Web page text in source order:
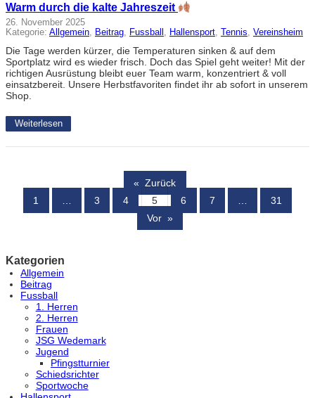
Warm durch die kalte Jahreszeit
26. November 2025
Kategorie: Allgemein, Beitrag, Fussball , Hallensport, Tennis, Vereinsheim
Die Tage werden kürzer, die Temperaturen sinken & auf dem
Sportplatz wird es wieder frisch. Doch das Spiel geht weiter! Mit der
richtigen Ausrüstung bleibt euer Team warm, konzentriert & voll
einsatzbereit. Unsere Herbstfavoriten findet ihr ab sofort in unserem
Shop.
Weiterlesen
« Zurück
1
… 3 4 5 6 7 …
31
Vor »
Kategorien
Allgemein
Beitrag
Fussball
1. Herren
2. Herren
Frauen
JSG Wedemark
Jugend
Pfingstturnier
Schiedsrichter
Sportwoche